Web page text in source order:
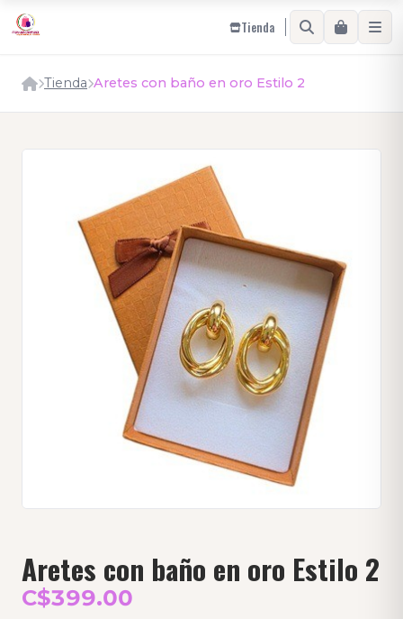
Tienda
Tienda Aretes con baño en oro Estilo 2
Aretes con baño en oro Estilo 2
C$399.00